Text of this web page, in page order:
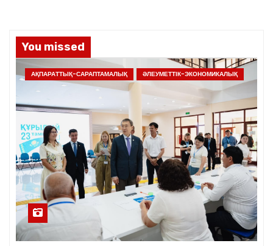
You missed
АҚПАРАТТЫҚ-САРАПТАМАЛЫҚ ӘЛЕУМЕТТІК-ЭКОНОМИКАЛЫҚ